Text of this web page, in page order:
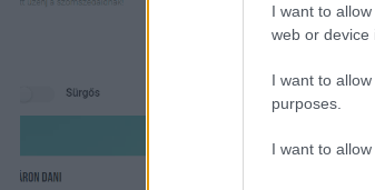
I want to
web or device
I want to
purposes.
I want to